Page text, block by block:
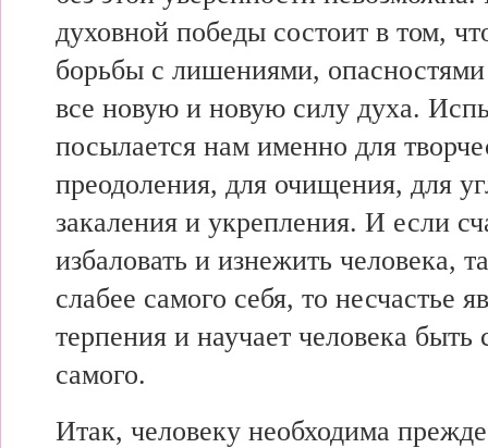
духовной победы состоит в том,
борьбы с лишениями,
все новую и новую силу духа.
посылается нам именно для
преодоления, для очищения, для
закаления и укрепления. И если
избаловать и изнежить человека,
слабее самого себя, то несчастье
терпения и научает человека быть
самого.
Итак, человеку необходима